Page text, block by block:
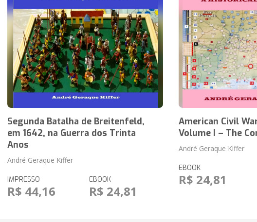
Segunda Batalha de Breitenfeld,
em 1642, na Guerra dos Trinta
Anos
André Geraque Kiffer
IMPRESSO
R$ 44,16
EBOOK
R$ 24,81
American Civil
Volume I – The
André Geraque Kiffer
EBOOK
R$ 24,81